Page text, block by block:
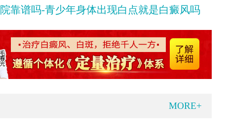
靠谱吗-青少年身体出现白点就是白癜风吗
MORE+